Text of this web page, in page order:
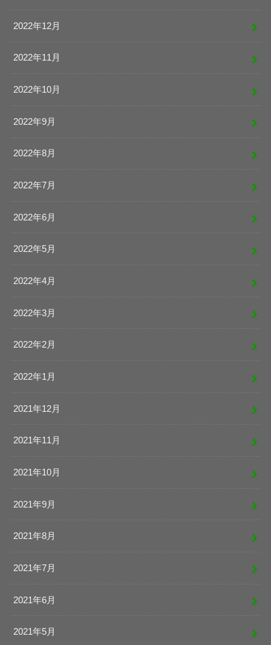
2022年12月
2022年11月
2022年10月
2022年9月
2022年8月
2022年7月
2022年6月
2022年5月
2022年4月
2022年3月
2022年2月
2022年1月
2021年12月
2021年11月
2021年10月
2021年9月
2021年8月
2021年7月
2021年6月
2021年5月